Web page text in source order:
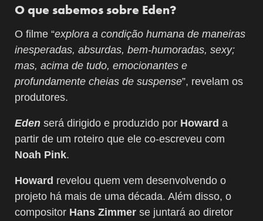
O que sabemos sobre Eden?
O filme “explora a condição humana de maneiras
inesperadas, absurdas, bem-humoradas, sexy;
mas, acima de tudo, emocionantes e
profundamente cheias de suspense”, revelam os
produtores.
Eden será dirigido e produzido por Howard a
partir de um roteiro que ele co-escreveu com
Noah Pink.
Howard revelou quem vem desenvolvendo o
projeto há mais de uma década. Além disso, o
compositor Hans Zimmer se juntará ao diretor